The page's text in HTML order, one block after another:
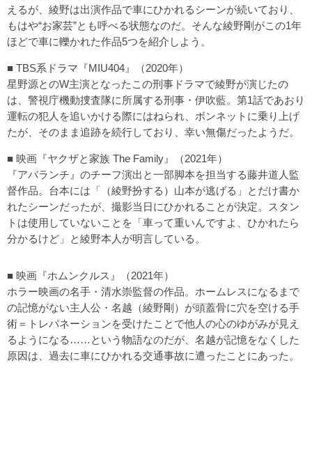
えるが、綾野は出演作品で車にひかれるシーンが続いており、
もはや“お家芸”とも呼べる状態なのだ。そんな綾野剛がこの1年
ほどで車に轢かれた作品5つを紹介しよう。
■ TBS系ドラマ『MIU404』（2020年）
星野源とのW主演となったこの刑事ドラマで綾野が演じたの
は、警視庁機動捜査隊に所属する刑事・伊吹藍。第1話であおり
運転の犯人を追いかける際にはねられ、ボンネットに乗り上げ
たが、そのまま追跡を続行しており、幸い無傷だったようだ。
■ 映画『ヤクザと家族 The Family』（2021年）
『アバランチ』のチーフ演出と一部脚本を担当する藤井道人監
督作品。台本には「（綾野扮する）山本が逃げる」とだけ書か
れたシーンだったが、撮影当日にひかれることが決定。スタン
トは使用していないことを「車って重いんですよ、ひかれたら
分かるけど」と綾野本人が明言している。
■ 映画『ホムンクルス』（2021年）
ホラー映画の名手・清水崇監督の作品。ホームレスになるまで
の記憶がない主人公・名越（綾野剛）が頭蓋骨に穴を空ける手
術＝トレパネーションを受けたことで他人の心のゆがみが見え
るようになる……という物語なのだが、名越が記憶をなくした
原因は、過去に車にひかれる交通事故に遭ったことにあった。